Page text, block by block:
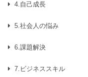
4.自己成長
5.社会人の悩み
6.課題解決
7.ビジネススキル